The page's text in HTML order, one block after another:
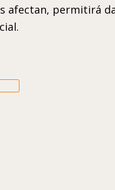
afectan, permitirá